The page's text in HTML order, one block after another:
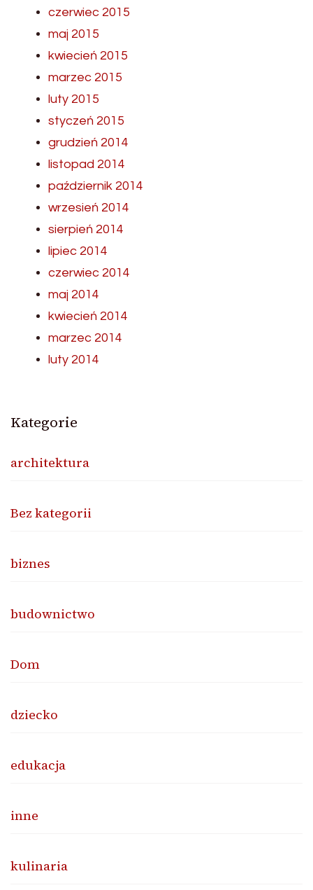
czerwiec 2015
maj 2015
kwiecień 2015
marzec 2015
luty 2015
styczeń 2015
grudzień 2014
listopad 2014
październik 2014
wrzesień 2014
sierpień 2014
lipiec 2014
czerwiec 2014
maj 2014
kwiecień 2014
marzec 2014
luty 2014
Kategorie
architektura
Bez kategorii
biznes
budownictwo
Dom
dziecko
edukacja
inne
kulinaria